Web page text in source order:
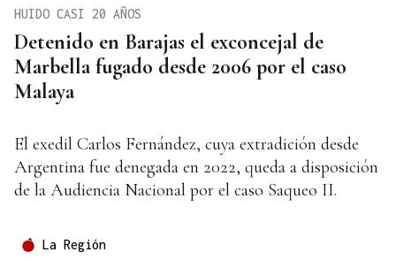
Detenido en Barajas el exconcejal de
Marbella fugado desde 2006 por el caso
Malaya
HUIDO CASI 20 AÑOS
El exedil Carlos Fernández, cuya extradición desde
Argentina fue denegada en 2022, queda a disposición
de la Audiencia Nacional por el caso Saqueo II.
La Región